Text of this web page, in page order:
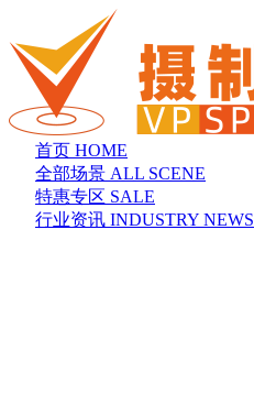
首页 HOME
全部场景 ALL SCENE
特惠专区 SALE
行业资讯 INDUSTRY NEWS